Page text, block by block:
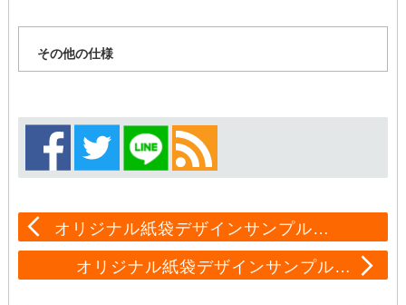
その他の仕様
オリジナル紙袋デザインサンプル…
オリジナル紙袋デザインサンプル…